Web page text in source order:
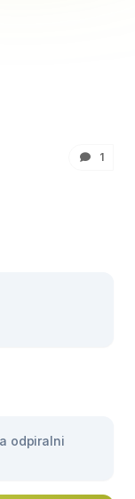
1
odpiralni